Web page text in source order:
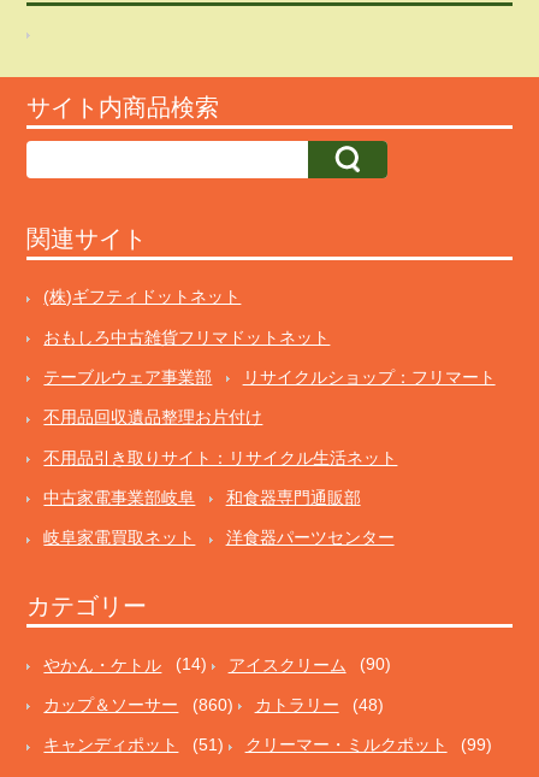
サイト内商品検索
関連サイト
(株)ギフティドットネット
おもしろ中古雑貨フリマドットネット
テーブルウェア事業部 リサイクルショップ：フリマート
不用品回収遺品整理お片付け
不用品引き取りサイト：リサイクル生活ネット
中古家電事業部岐阜 和食器専門通販部
岐阜家電買取ネット 洋食器パーツセンター
カテゴリー
やかん・ケトル (14) アイスクリーム (90)
カップ＆ソーサー (860) カトラリー (48)
キャンディポット (51) クリーマー・ミルクポット (99)